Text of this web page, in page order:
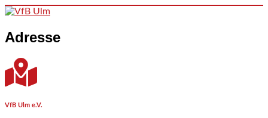
Skip to content
Adresse
VfB Ulm e.V.